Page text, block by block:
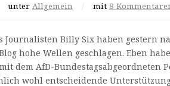
unter Allgemein / mit 8
Journalisten Billy Six haben gestern
hohe Wellen geschlagen. Eben
dem AfD-Bundestagsabgeordneten
wohl entscheidende